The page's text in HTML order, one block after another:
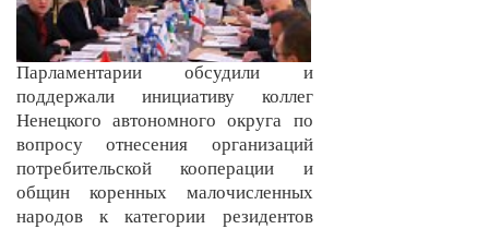
Парламентарии обсудили и
поддержали инициативу коллег
Ненецкого автономного округа по
вопросу отнесения организаций
потребительской кооперации и
общин коренных малочисленных
народов к категории резидентов